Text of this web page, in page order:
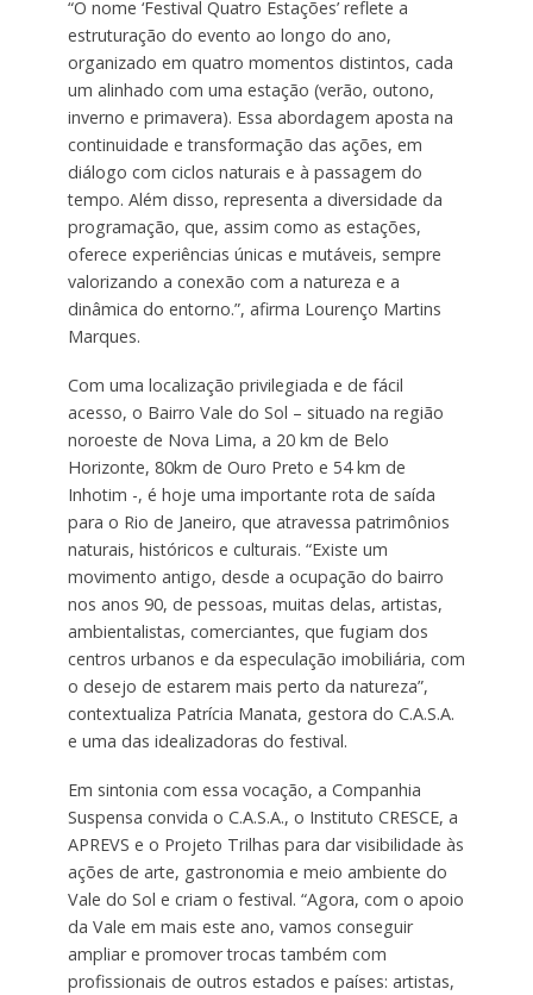
“O nome ‘Festival Quatro Estações’ reflete a
estruturação do evento ao longo do ano,
organizado em quatro momentos distintos, cada
um alinhado com uma estação (verão, outono,
inverno e primavera). Essa abordagem aposta na
continuidade e transformação das ações, em
diálogo com ciclos naturais e à passagem do
tempo. Além disso, representa a diversidade da
programação, que, assim como as estações,
oferece experiências únicas e mutáveis, sempre
valorizando a conexão com a natureza e a
dinâmica do entorno.”, afirma Lourenço Martins
Marques.
Com uma localização privilegiada e de fácil
acesso, o Bairro Vale do Sol – situado na região
noroeste de Nova Lima, a 20 km de Belo
Horizonte, 80km de Ouro Preto e 54 km de
Inhotim -, é hoje uma importante rota de saída
para o Rio de Janeiro, que atravessa patrimônios
naturais, históricos e culturais. “Existe um
movimento antigo, desde a ocupação do bairro
nos anos 90, de pessoas, muitas delas, artistas,
ambientalistas, comerciantes, que fugiam dos
centros urbanos e da especulação imobiliária, com
o desejo de estarem mais perto da natureza”,
contextualiza Patrícia Manata, gestora do C.A.S.A.
e uma das idealizadoras do festival.
Em sintonia com essa vocação, a Companhia
Suspensa convida o C.A.S.A., o Instituto CRESCE, a
APREVS e o Projeto Trilhas para dar visibilidade às
ações de arte, gastronomia e meio ambiente do
Vale do Sol e criam o festival. “Agora, com o apoio
da Vale em mais este ano, vamos conseguir
ampliar e promover trocas também com
profissionais de outros estados e países: artistas,